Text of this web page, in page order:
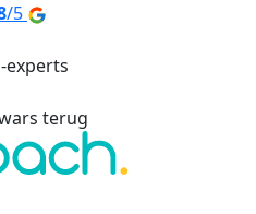
/5
experts
terug